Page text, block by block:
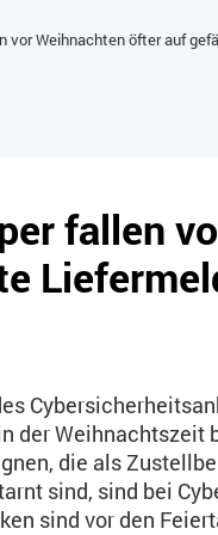
vor Weihnachten öfter auf
fallen
der Weihnachtszeit
die als
sind, sind bei
sind vor den